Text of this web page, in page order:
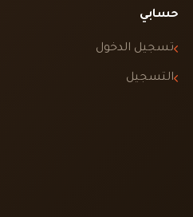
حسابي
تسجيل الدخول
التسجيل